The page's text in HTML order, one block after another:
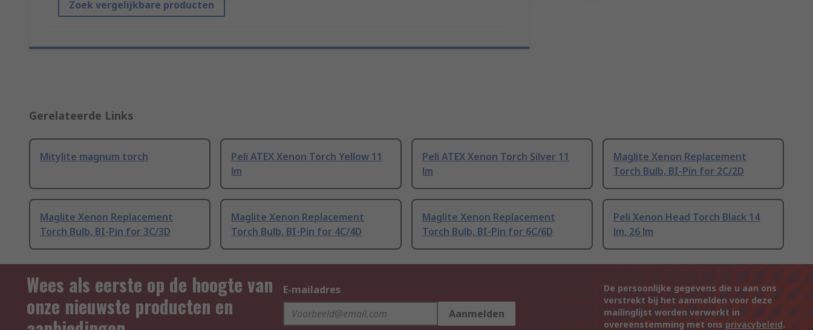
Zoek vergelijkbare producten
Gerelateerde Links
Mitylite magnum torch
Peli ATEX Xenon Torch Yellow 11
lm
Peli ATEX Xenon Torch Silver 11
lm
Maglite Xenon Replacement
Torch Bulb, BI-Pin for 2C/2D
Maglite Xenon Replacement
Torch Bulb, BI-Pin for 3C/3D
Maglite Xenon Replacement
Torch Bulb, BI-Pin for 4C/4D
Maglite Xenon Replacement
Torch Bulb, BI-Pin for 6C/6D
Peli Xenon Head Torch Black 14
lm, 26 lm
Wees als eerste op de hoogte van
onze nieuwste producten en
E-mailadres
Aanmelden
De persoonlijke gegevens die u aan ons
verstrekt bij het aanmelden voor deze
mailinglijst worden verwerkt in
overeenstemming met ons privacybeleid.